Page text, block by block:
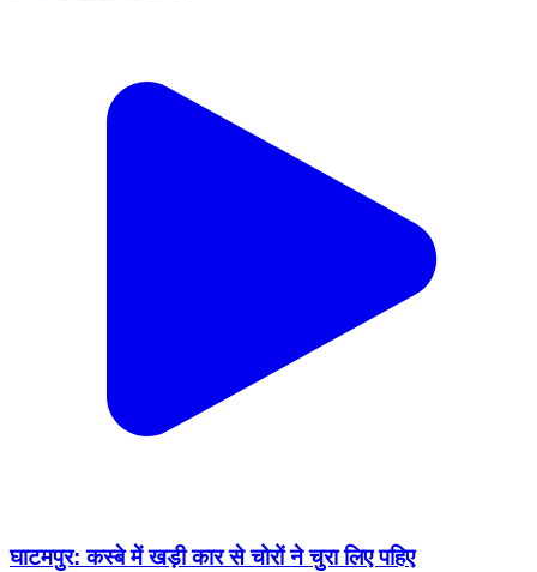
घाटमपुर: कस्बे में खड़ी कार से चोरों ने चुरा लिए पहिए